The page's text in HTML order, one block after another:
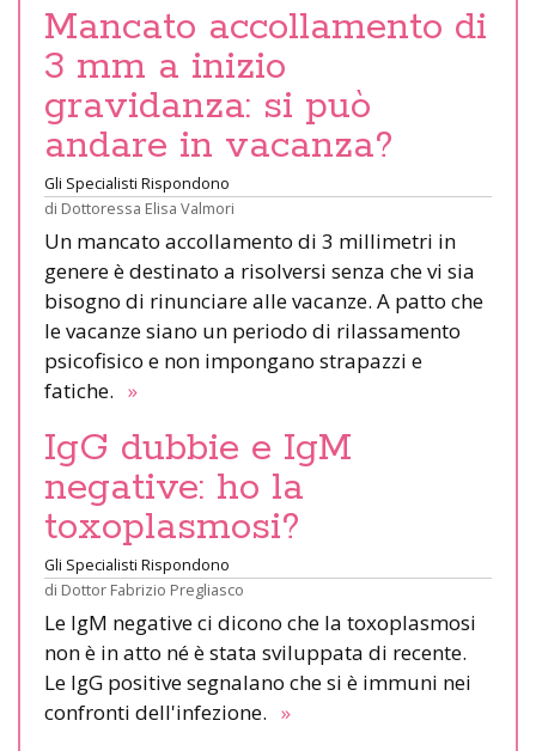
Mancato accollamento di
3 mm a inizio
gravidanza: si può
andare in vacanza?
Gli Specialisti Rispondono
di Dottoressa Elisa Valmori
Un mancato accollamento di 3 millimetri in
genere è destinato a risolversi senza che vi sia
bisogno di rinunciare alle vacanze. A patto che
le vacanze siano un periodo di rilassamento
psicofisico e non impongano strapazzi e
fatiche. »
IgG dubbie e IgM
negative: ho la
toxoplasmosi?
Gli Specialisti Rispondono
di Dottor Fabrizio Pregliasco
Le IgM negative ci dicono che la toxoplasmosi
non è in atto né è stata sviluppata di recente.
Le IgG positive segnalano che si è immuni nei
confronti dell'infezione. »